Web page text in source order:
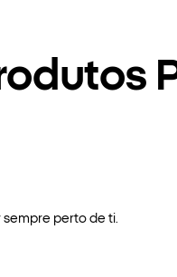
perto de ti.